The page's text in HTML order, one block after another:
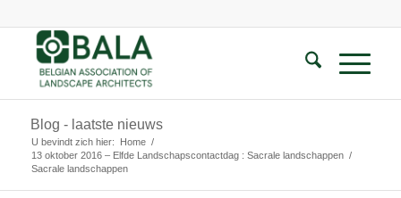
Blog - laatste nieuws
U bevindt zich hier: Home /
13 oktober 2016 – Elfde Landschapscontactdag : Sacrale landschappen /
Sacrale landschappen